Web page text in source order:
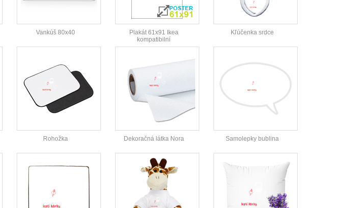
Vankúš 80x40
Plakát 61x91 Ikea
kompatibilní
Kľúčenka srdce
Rohožka Dekoračná látka Nora Samolepky bublina